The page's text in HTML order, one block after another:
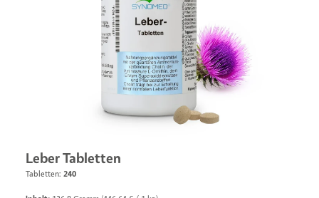
Leber Tabletten
Tabletten: 240